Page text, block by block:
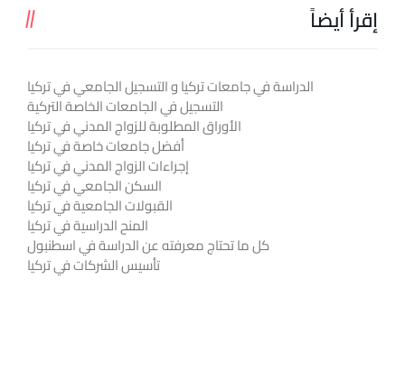
إقرأ أيضاً
الدراسة في جامعات تركيا و التسجيل الجامعي في تركيا
التسجيل في الجامعات الخاصة التركية
الأوراق المطلوبة للزواج المدني في تركيا
أفضل جامعات خاصة في تركيا
إجراءات الزواج المدني في تركيا
السكن الجامعي في تركيا
القبولات الجامعية في تركيا
المنح الدراسية في تركيا
كل ما تحتاج معرفته عن الدراسة في اسطنبول
تأسيس الشركات في تركيا